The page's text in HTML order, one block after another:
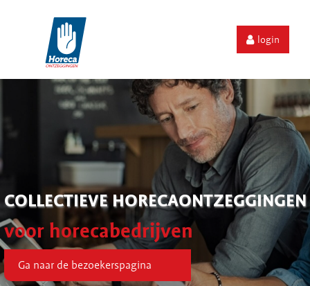
login
COLLECTIEVE HORECAONTZEGGINGEN
voor horecabedrijven
Ga naar de bezoekerspagina